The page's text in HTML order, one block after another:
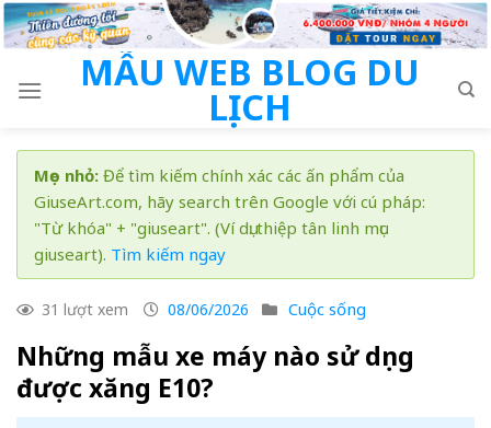
Skip
to
MẪU WEB BLOG DU
LỊCH
Mẹo nhỏ: Để tìm kiếm chính xác các ấn phẩm của
GiuseArt.com, hãy search trên Google với cú pháp:
"Từ khóa" + "giuseart". (Ví dụ: thiệp tân linh mục
giuseart). Tìm kiếm ngay
31 lượt xem 08/06/2026 Cuộc sống
Những mẫu xe máy nào sử dụng
được xăng E10?